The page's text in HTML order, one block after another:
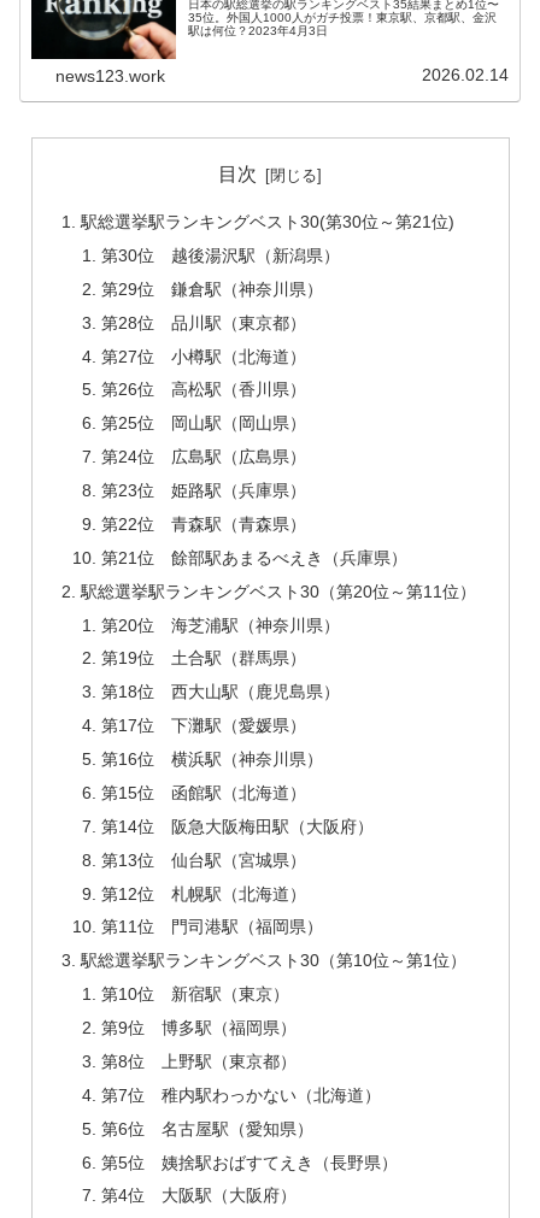
日本の駅総選挙の駅ランキングベスト35結果まとめ1位〜
35位。外国人1000人がガチ投票！東京駅、京都駅、金沢
駅は何位？2023年4月3日
news123.work 2026.02.14
目次
駅総選挙駅ランキングベスト30(第30位～第21位)
第30位 越後湯沢駅（新潟県）
第29位 鎌倉駅（神奈川県）
第28位 品川駅（東京都）
第27位 小樽駅（北海道）
第26位 高松駅（香川県）
第25位 岡山駅（岡山県）
第24位 広島駅（広島県）
第23位 姫路駅（兵庫県）
第22位 青森駅（青森県）
第21位 餘部駅あまるべえき（兵庫県）
駅総選挙駅ランキングベスト30（第20位～第11位）
第20位 海芝浦駅（神奈川県）
第19位 土合駅（群馬県）
第18位 西大山駅（鹿児島県）
第17位 下灘駅（愛媛県）
第16位 横浜駅（神奈川県）
第15位 函館駅（北海道）
第14位 阪急大阪梅田駅（大阪府）
第13位 仙台駅（宮城県）
第12位 札幌駅（北海道）
第11位 門司港駅（福岡県）
駅総選挙駅ランキングベスト30（第10位～第1位）
第10位 新宿駅（東京）
第9位 博多駅（福岡県）
第8位 上野駅（東京都）
第7位 稚内駅わっかない（北海道）
第6位 名古屋駅（愛知県）
第5位 姨捨駅おばすてえき（長野県）
第4位 大阪駅（大阪府）